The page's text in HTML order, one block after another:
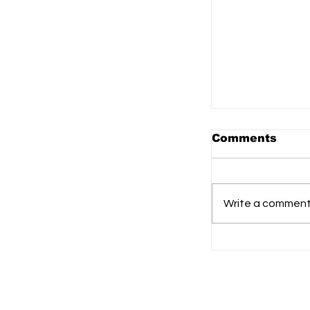
Comments
Write a